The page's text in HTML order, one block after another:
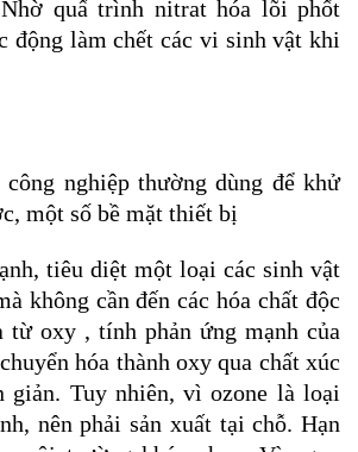
quấ trình nitrat hóa lõi phốt
động làm chết các vi sinh vật khi
nghiệp thường dùng để khử
một số bề mặt thiết bị
tiêu diệt một loại các sinh vật
không cần đến các hóa chất độc
từ oxy , tính phản ứng mạnh của
hóa thành oxy qua chất xúc
giản. Tuy nhiên, vì ozone là loại
nên phải sản xuất tại chỗ. Hạn